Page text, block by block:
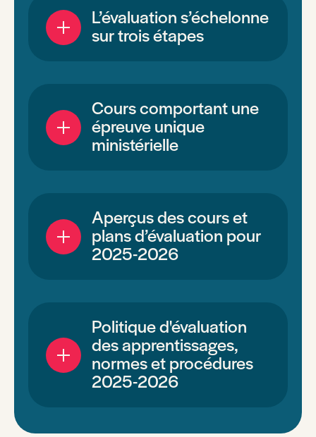
L’évaluation s’échelonne
sur trois étapes
Cours comportant une
épreuve unique
ministérielle
Aperçus des cours et
plans d’évaluation pour
2025-2026
Politique d'évaluation
des apprentissages,
normes et procédures
2025-2026